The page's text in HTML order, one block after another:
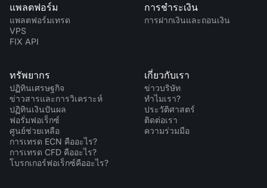
แพลตฟอร์ม
แพลตฟอร์มเทรด
VPS
FIX API
การชำระเงิน
การฝากเงินและถอนเงิน
ทรัพยากร
ปฏิทินเศรษฐกิจ
ข่าวสารและการวิเคราะห์
ปฏิทินเงินปันผล
ฟอรั่มฟอเร็กซ์
ศูนย์ช่วยเหลือ
การเทรด ECN คืออะไร?
การเทรด CFD คืออะไร?
โบรกเกอร์ฟอเร็กซ์คืออะไร?
เกี่ยวกับเรา
ข่าวบริษัท
ทำไมเรา?
ประวัติศาสตร์
ติดต่อเรา
ความร่วมมือ